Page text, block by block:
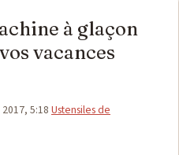
à glaçon
vacances
5:18 Ustensiles de